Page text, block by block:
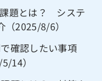
題とは？ システ
2025/8/6）
確認したい事項
14）